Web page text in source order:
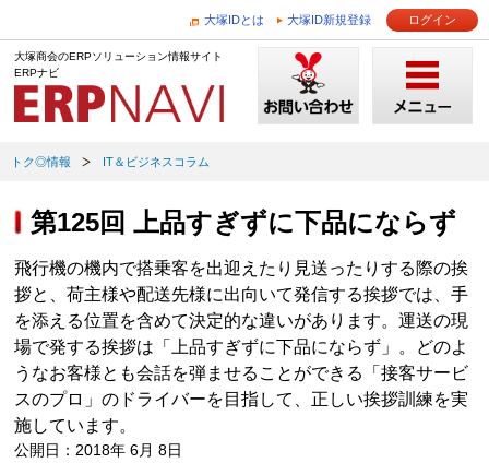
大塚IDとは 大塚ID新規登録 ログイン
大塚商会のERPソリューション情報サイト
ERPナビ
トク◎情報 IT＆ビジネスコラム
第125回 上品すぎずに下品にならず
飛行機の機内で搭乗客を出迎えたり見送ったりする際の挨
拶と、荷主様や配送先様に出向いて発信する挨拶では、手
を添える位置を含めて決定的な違いがあります。運送の現
場で発する挨拶は「上品すぎずに下品にならず」。どのよ
うなお客様とも会話を弾ませることができる「接客サービ
スのプロ」のドライバーを目指して、正しい挨拶訓練を実
施しています。
公開日：2018年 6月 8日